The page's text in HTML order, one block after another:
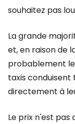
souhaitez pas
La grande
et, en raison de
probablement
taxis conduisent
directement à
Le prix n'est pas